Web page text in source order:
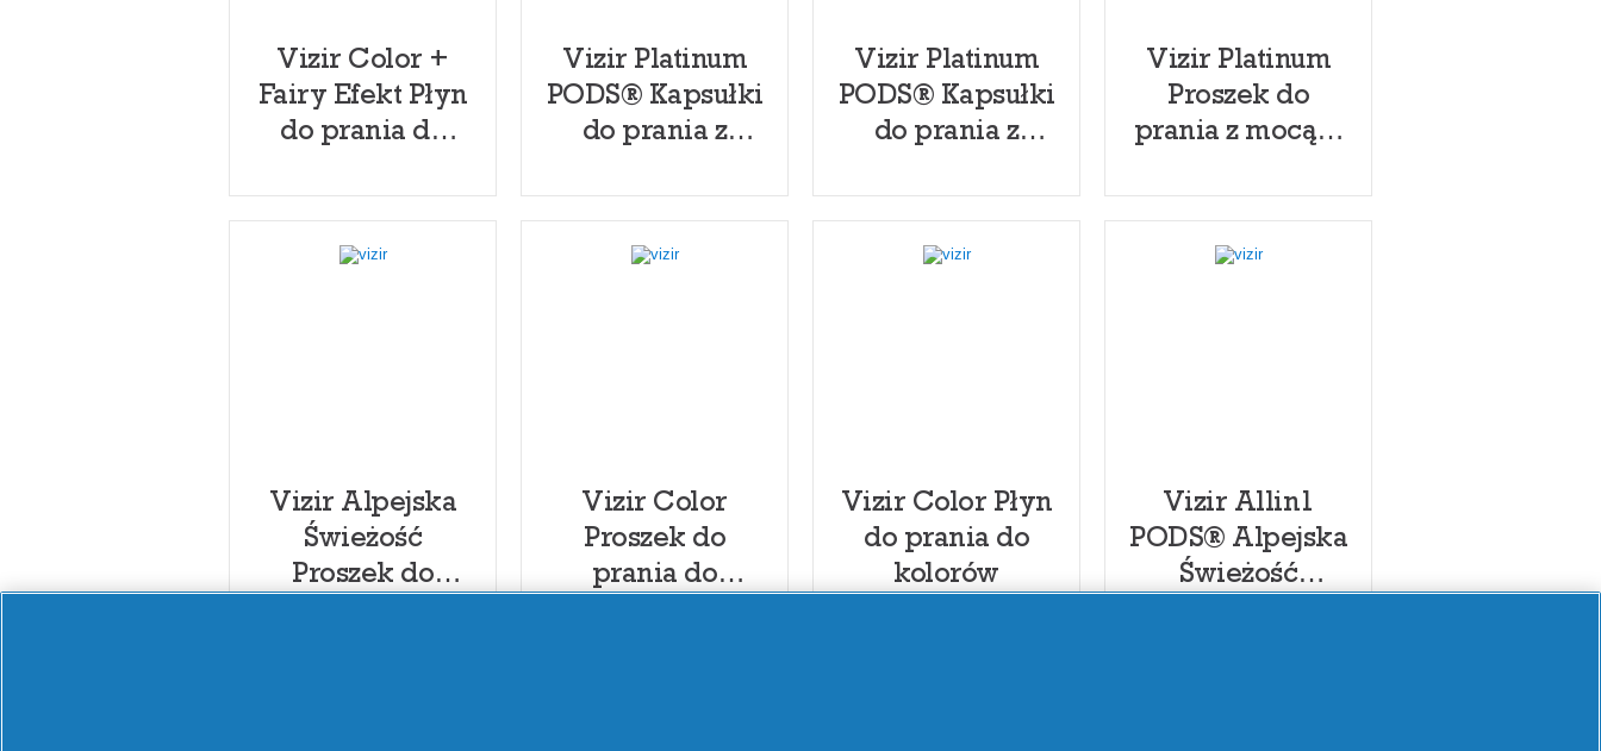
Vizir Color +
Fairy Efekt Płyn
do prania do
Vizir Platinum
PODS® Kapsułki
do prania z
Fairy do
kolorowych
ubrań
Vizir Platinum
PODS® Kapsułki
do prania z
Fairy
Vizir Platinum
Proszek do
prania z mocą +
Vizir Alpejska
Świeżość
Proszek do
Vizir Color
Proszek do
prania do
Vizir Color Płyn
do prania do
kolorów
Vizir Allin1
PODS® Alpejska
Świeżość